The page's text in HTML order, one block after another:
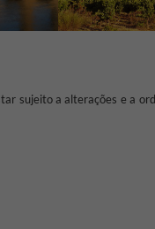
sujeito a alterações e a